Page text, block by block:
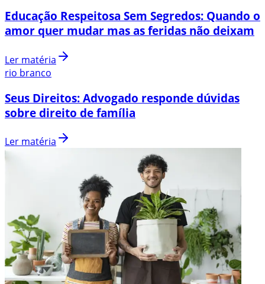
Educação Respeitosa Sem Segredos: Quando o
amor quer mudar mas as feridas não deixam
Ler matéria
rio branco
Seus Direitos: Advogado responde dúvidas
sobre direito de família
Ler matéria